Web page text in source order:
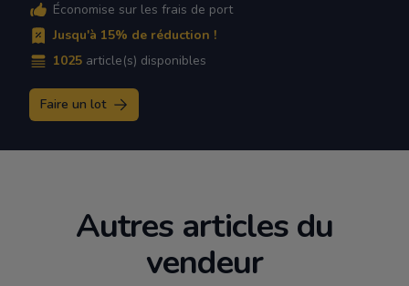
Économise sur les frais de port
Jusqu'à 15% de réduction !
1025 article(s) disponibles
Faire un lot
Autres articles du
vendeur